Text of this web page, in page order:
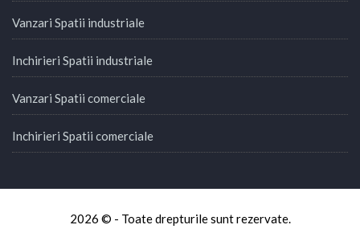
Vanzari Spatii industriale
Inchirieri Spatii industriale
Vanzari Spatii comerciale
Inchirieri Spatii comerciale
2026 © - Toate drepturile sunt rezervate.